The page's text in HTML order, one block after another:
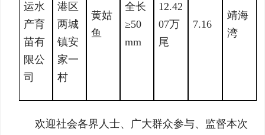
运水
产育
苗有
限公
司
港区
两城
镇安
家一
村
黄姑
鱼
全长
≥50
mm
12.42
07万
尾
7.16
靖海
湾
欢迎社会各界人士、广大群众参与、监督本次